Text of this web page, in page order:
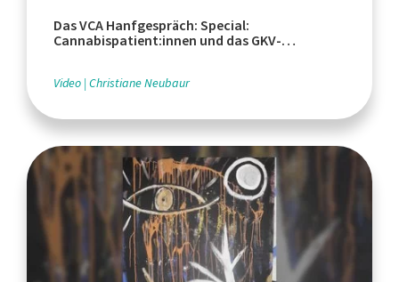
Das VCA Hanfgespräch: Special:
Cannabispatient:innen und das GKV-
Video Christiane Neubaur